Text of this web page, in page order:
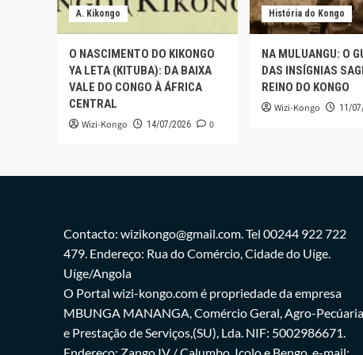
A. Kikongo
O NASCIMENTO DO KIKONGO
YA LETA (KITUBA): DA BAIXA
VALE DO CONGO À ÁFRICA
CENTRAL
Wizi-Kongo 14/07/2026 0
História do Kongo
NA MULUANGU: O
DAS INSÍGNIAS
REINO DO KONGO
Wizi-Kongo 11/
Contacto: wizikongo@gmail.com. Tel 00244 922 722
479. Endereço: Rua do Comércio, Cidade do Uíge.
Uíge/Angola
O Portal wizi-kongo.com é propriedade da empresa
MBUNGA MANANGA, Comércio Geral, Agro-Pecúaria
e Prestação de Serviços,(SU), Lda. NIF: 5002986671.